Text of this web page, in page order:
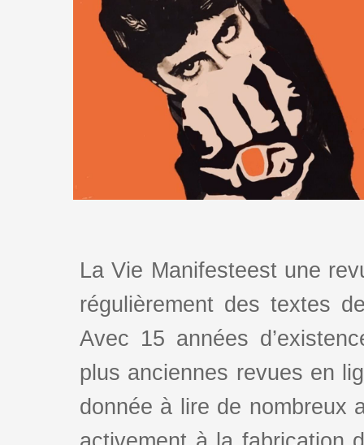
La Vie Manifesteest une
régulièrement des textes
Avec 15 années
plus anciennes revues en
donnée à lire de nombreux